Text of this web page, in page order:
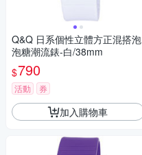
Q&Q 日系個性立體方正混搭泡
泡糖潮流錶-白/38mm
$790
活動 券
加入購物車